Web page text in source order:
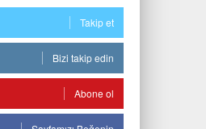
Takip et
Bizi takip edin
Abone ol